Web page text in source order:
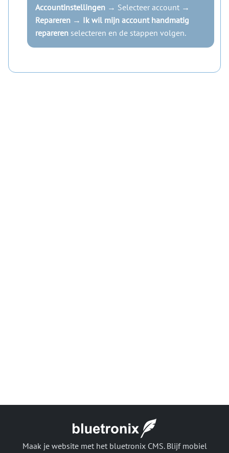
Accountinstellingen → Selecteer account →
Repareren → Ik wil mijn account handmatig
repareren selecteren en de stappen volgen.
Maak je website met het bluetronix CMS. Blijf mobiel